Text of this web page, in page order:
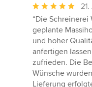
Durchschnittliche
Bewertung:
5
von
5
Sternen
“Die
geplante
und hoher
anfertigen
zufrieden. Die
Wünsche
Lieferung